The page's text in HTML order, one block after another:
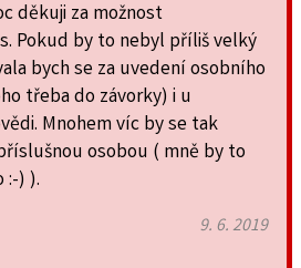
děkuji za možnost
Pokud by to nebyl příliš velký
bych se za uvedení osobního
třeba do závorky) i u
Mnohem víc by se tak
osobou ( mně by to
:-) ).
9. 6. 2019